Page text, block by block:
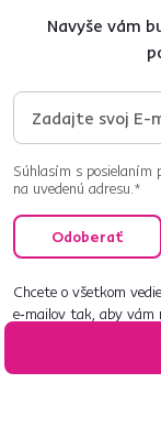
Navyše vám
Súhlasím s posielaním
na uvedenú adresu.*
Odoberať
Chcete o všetkom
e‑mailov tak, aby vám